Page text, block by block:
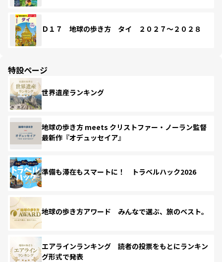
Ｄ１７ 地球の歩き方 タイ ２０２７～２０２８
特設ページ
世界遺産ランキング
地球の歩き方 meets クリストファー・ノーラン監督
最新作『オデュッセイア』
準備も滞在もスマートに！ トラベルハック2026
地球の歩き方アワード みんなで選ぶ、旅のベスト。
エアラインランキング 読者の投票をもとにランキン
グ形式で発表